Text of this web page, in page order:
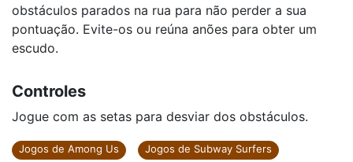
obstáculos parados na rua para não perder a sua
pontuação. Evite-os ou reúna anões para obter um
escudo.
Controles
Jogue com as setas para desviar dos obstáculos.
Jogos de Among Us
Jogos de Subway Surfers